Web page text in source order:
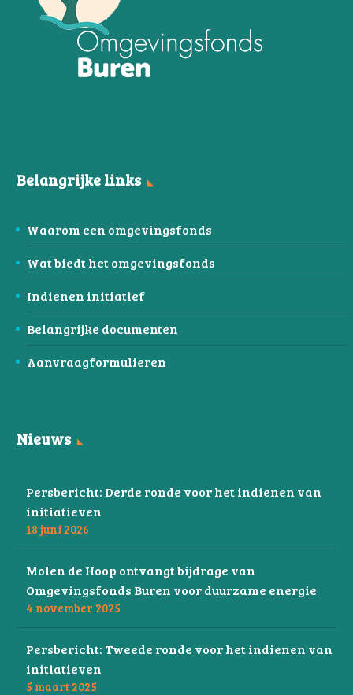
Belangrijke links
Waarom een omgevingsfonds
Wat biedt het omgevingsfonds
Indienen initiatief
Belangrijke documenten
Aanvraagformulieren
Nieuws
Persbericht: Derde ronde voor het indienen van
initiatieven
18 juni 2026
Molen de Hoop ontvangt bijdrage van
Omgevingsfonds Buren voor duurzame energie
4 november 2025
Persbericht: Tweede ronde voor het indienen van
initiatieven
5 maart 2025